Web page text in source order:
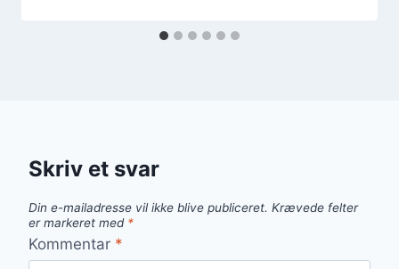
Skriv et svar
Din e-mailadresse vil ikke blive publiceret. Krævede felter
er markeret med *
Kommentar *